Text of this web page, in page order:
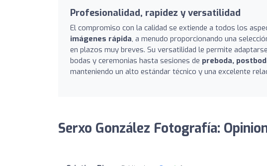
Profesionalidad, rapidez y versatilidad
El compromiso con la calidad se extiende a todos los
imágenes rápida, a menudo proporcionando una
en plazos muy breves. Su versatilidad le permite
bodas y ceremonias hasta sesiones de preboda,
manteniendo un alto estándar técnico y una excelente
Serxo González Fotografía: